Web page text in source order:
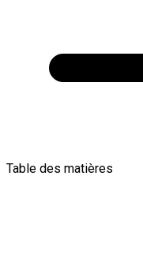
Table des matières